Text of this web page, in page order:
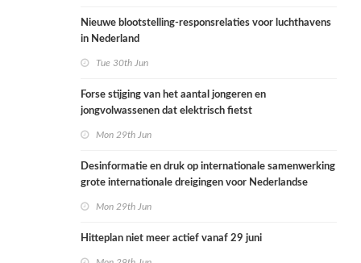
Nieuwe blootstelling-responsrelaties voor luchthavens
in Nederland
Tue 30th Jun
Forse stijging van het aantal jongeren en
jongvolwassenen dat elektrisch fietst
Mon 29th Jun
Desinformatie en druk op internationale samenwerking
grote internationale dreigingen voor Nederlandse
Mon 29th Jun
Hitteplan niet meer actief vanaf 29 juni